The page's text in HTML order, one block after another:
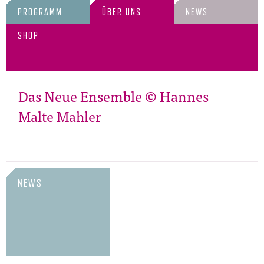
PROGRAMM ÜBER UNS NEWS
SHOP
Das Neue Ensemble © Hannes
Malte Mahler
NEWS